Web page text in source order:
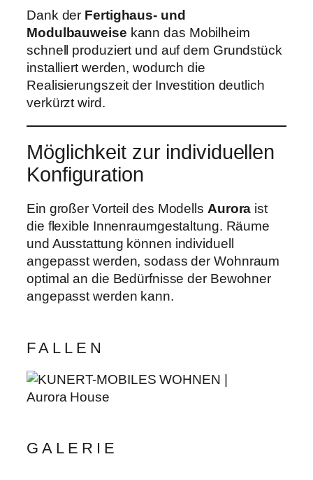
Dank der Fertighaus- und
Modulbauweise kann das Mobilheim
schnell produziert und auf dem Grundstück
installiert werden, wodurch die
Realisierungszeit der Investition deutlich
verkürzt wird.
Möglichkeit zur individuellen
Konfiguration
Ein großer Vorteil des Modells Aurora ist
die flexible Innenraumgestaltung. Räume
und Ausstattung können individuell
angepasst werden, sodass der Wohnraum
optimal an die Bedürfnisse der Bewohner
angepasst werden kann.
FALLEN
GALERIE